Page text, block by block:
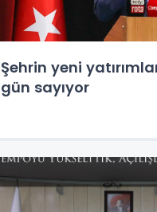
Şehrin yeni
gün sayıyor